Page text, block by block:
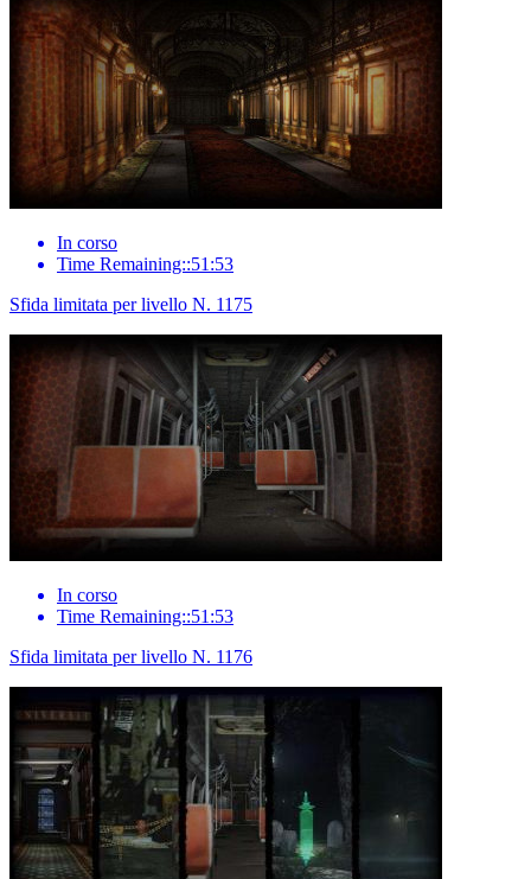
In corso
Time Remaining::51:53
Sfida limitata per livello N. 1175
In corso
Time Remaining::51:53
Sfida limitata per livello N. 1176